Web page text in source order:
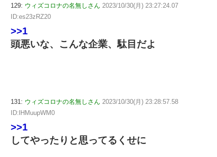
129: ウィズコロナの名無しさん 2023/10/30(月) 23:27:24.07
ID:es23zRZ20
>>1
頭悪いな、こんな企業、駄目だよ
131: ウィズコロナの名無しさん 2023/10/30(月) 23:28:57.58
ID:lHMuupWM0
>>1
してやったりと思ってるくせに